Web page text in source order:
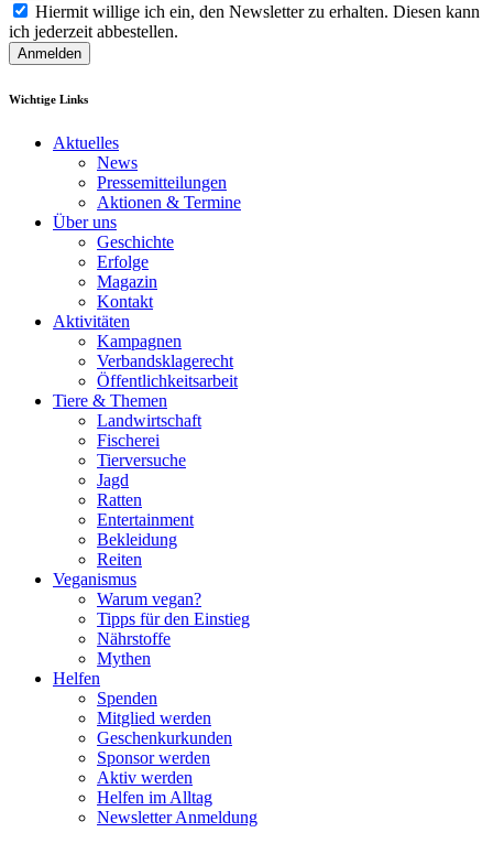
Hiermit willige ich ein, den Newsletter zu erhalten. Diesen kann
ich jederzeit abbestellen.
Anmelden
Wichtige Links
Aktuelles
News
Pressemitteilungen
Aktionen & Termine
Über uns
Geschichte
Erfolge
Magazin
Kontakt
Aktivitäten
Kampagnen
Verbandsklagerecht
Öffentlichkeitsarbeit
Tiere & Themen
Landwirtschaft
Fischerei
Tierversuche
Jagd
Ratten
Entertainment
Bekleidung
Reiten
Veganismus
Warum vegan?
Tipps für den Einstieg
Nährstoffe
Mythen
Helfen
Spenden
Mitglied werden
Geschenkurkunden
Sponsor werden
Aktiv werden
Helfen im Alltag
Newsletter Anmeldung